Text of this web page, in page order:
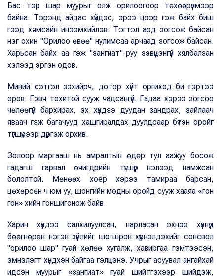
Бас тэр шар муурыг олж орилоогоор төхөөрүүлмээр
байна. Тэрэнд айдас хүйдэс, эрээ цээр гэж байх биш
гээд хямсайн инээмхийлэв. Тэгтэл ард зогсож байсан
нэг охин "Орилоо өвөө" нулимсаа арчаад зогсож байсан.
Харьсан байх аа гэж "зангиат"-руу зэвүүцэнгүй хялбалзан
хэлээд эргэн одов.
Миний сэтгэл зэхийрч, дотор хүйт оргиход би гэртээ
оров. Гэвч тохитой сууж чадсангүй. Гадаа хэрээ зогсоо
чөлөөгүй бархирах, эх хүүхдээ дуудан зандрах, зайлаач
яваач гэж багачууд хашгиралдах дуулдсаар бүтэн оройг
түгшүүрээр дүүргэж орхив.
Золоор маргааш нь амралтын өдөр тул аажуу босож
гадагш гарвал өчигдрийн түгшүүр нэлээд намжсан
бололтой. Мөнөөх хоёр хэрээ тамираа барсан,
цөхөрсөн ч юм уу, шонгийн модны оройд сууж хааяа «гон
гон» хийн гоншигонож байв.
Харин хүүхдээ салхилуулсан, нарласан эхнэр хүүхнүүд
бөөгнөрөн нэгэн зүйлийг шогшрон хүүрнэлдэхийг сонсвол
"орилоо шар" гуай хөлөө хугалж, хавиргаа гэмтээсэн,
эмнэлэгт хүндхэн байгаа гэлцэнэ. Учрыг асуувал ангайхай
идсэн муурыг «зангиат» гуай шийтгэхээр шийдэж,